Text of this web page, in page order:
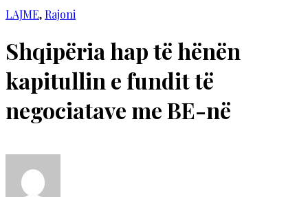
LAJME, Rajoni
Shqipëria hap të hënën
kapitullin e fundit të
negociatave me BE-në